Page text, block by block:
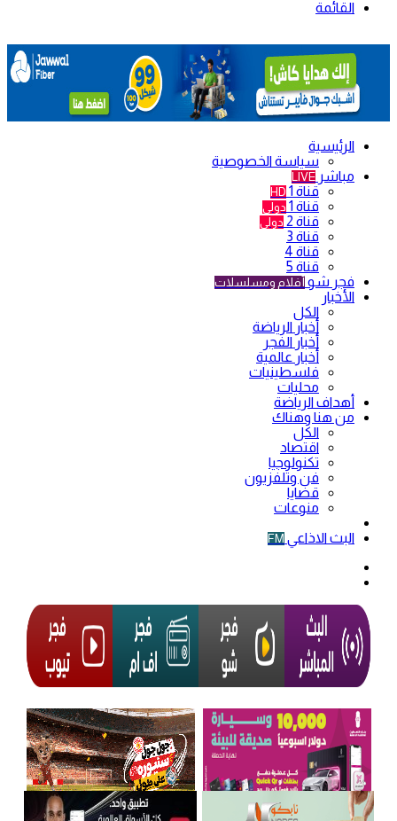
القائمة
الرئيسية
سياسة الخصوصية
مباشر LIVE
قناة 1 HD
قناة 1 دولي
قناة 2 دولي
قناة 3
قناة 4
قناة 5
فجر شو أفلام ومسلسلات
الأخبار
الكل
أخبار الرياضة
أخبار الفجر
أخبار عالمية
فلسطينيات
محليات
أهداف الرياضة
من هنا وهناك
الكل
اقتصاد
تكنولوجيا
فن وتلفزيون
قضايا
منوعات
البث الاذاعي FM